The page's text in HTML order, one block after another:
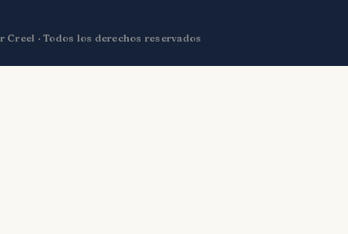
· Todos los derechos reservados